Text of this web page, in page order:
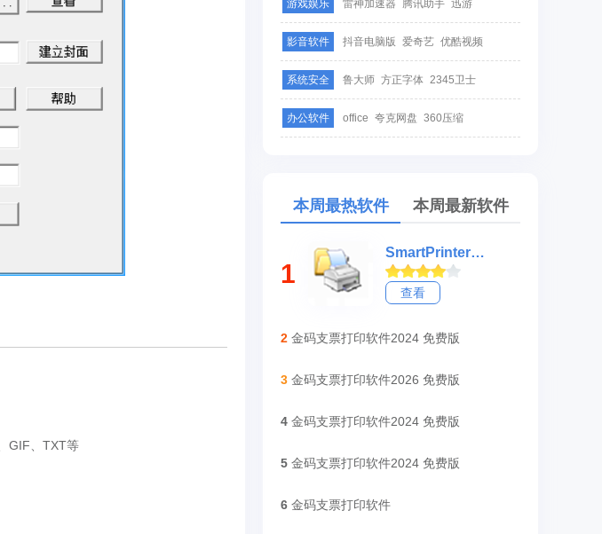
GIF、TXT等
游戏娱乐 雷神加速器 腾讯助手 迅游
影音软件 抖音电脑版 爱奇艺 优酷视频
系统安全 鲁大师 方正字体 2345卫士
办公软件 office 夸克网盘 360压缩
本周最热软件 本周最新软件
1
SmartPrinter虚拟打印机
查看
2 金码支票打印软件2024 免费版
3 金码支票打印软件2026 免费版
4 金码支票打印软件2024 免费版
5 金码支票打印软件2024 免费版
6 金码支票打印软件